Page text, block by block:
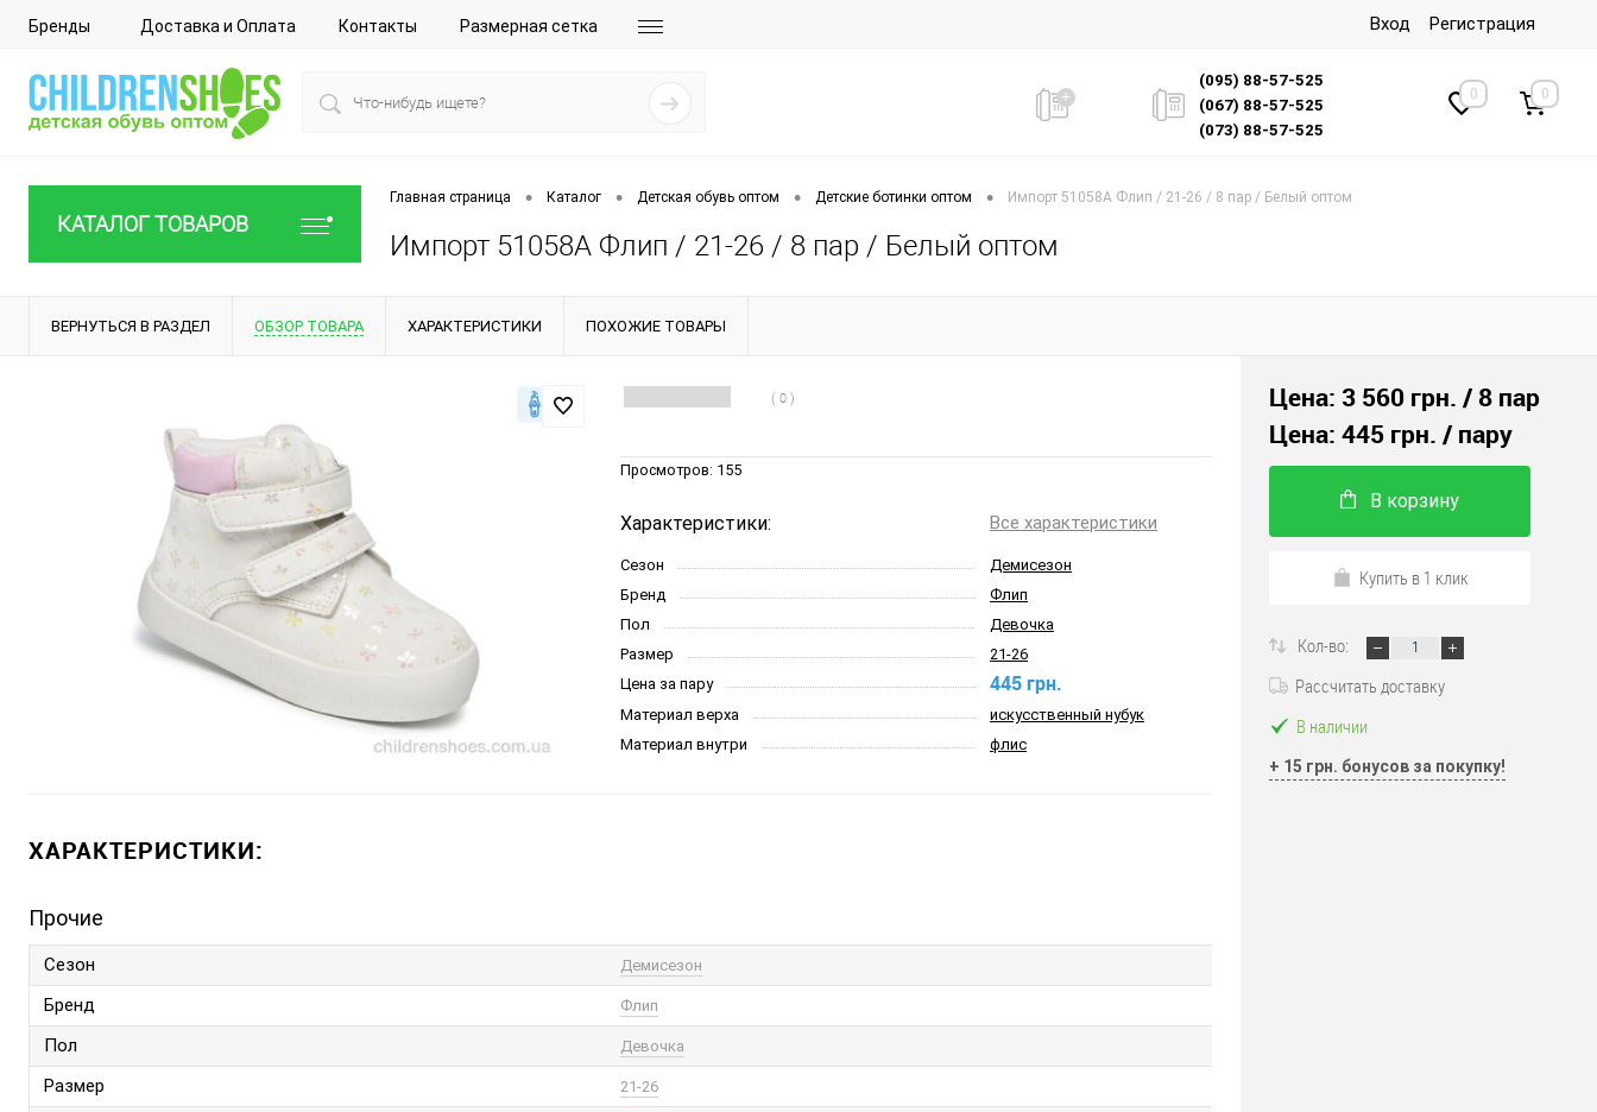
Бренды Доставка и Оплата Контакты Размерная сетка Вход Регистрация
(095) 88-57-525
(067) 88-57-525
(073) 88-57-525
0 0
КАТАЛОГ ТОВАРОВ
Главная страница • Каталог • Детская обувь оптом • Детские ботинки оптом • Импорт 51058A Флип / 21-26 / 8 пар / Белый оптом
Импорт 51058A Флип / 21-26 / 8 пар / Белый оптом
ВЕРНУТЬСЯ В РАЗДЕЛ ОБЗОР ТОВАРА ХАРАКТЕРИСТИКИ ПОХОЖИЕ ТОВАРЫ
( 0 )
Просмотров: 155
Характеристики: Все характеристики
Сезон
Демисезон
Бренд
Флип
Пол
Девочка
Размер
21-26
Цена за пару
445 грн.
Материал верха
искусственный нубук
Материал внутри
флис
ХАРАКТЕРИСТИКИ:
Прочие
Сезон Демисезон
Бренд Флип
Пол Девочка
Размер 21-26
Цена: 3 560 грн. / 8 пар
Цена: 445 грн. / пару
В корзину
Купить в 1 клик
Кол-во:
Рассчитать доставку
В наличии
+ 15 грн. бонусов за покупку!